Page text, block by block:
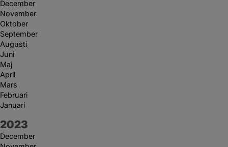
December
November
Oktober
September
Augusti
Juni
Maj
April
Mars
Februari
Januari
År:
2023
December